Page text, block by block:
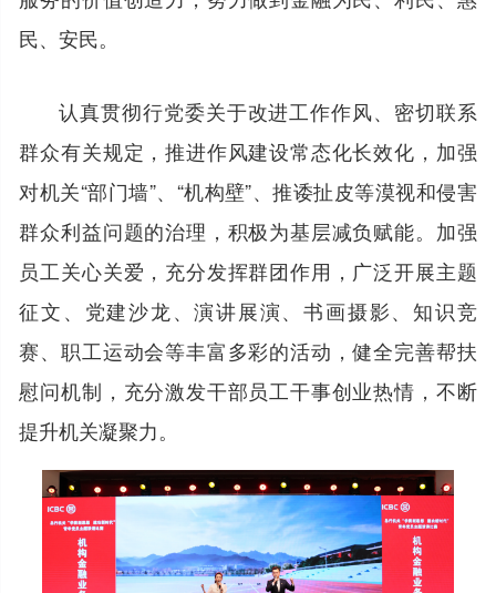
民、安民。
认真贯彻行党委关于改进工作作风、密切联系
群众有关规定，推进作风建设常态化长效化，加强
对机关“部门墙”、“机构壁”、推诿扯皮等漠视和侵害
群众利益问题的治理，积极为基层减负赋能。加强
员工关心关爱，充分发挥群团作用，广泛开展主题
征文、党建沙龙、演讲展演、书画摄影、知识竞
赛、职工运动会等丰富多彩的活动，健全完善帮扶
慰问机制，充分激发干部员工干事创业热情，不断
提升机关凝聚力。